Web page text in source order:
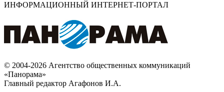
ИНФОРМАЦИОННЫЙ ИНТЕРНЕТ-ПОРТАЛ
© 2004-2026 Агентство общественных коммуникаций
«Панорама»
Главный редактор Агафонов И.А.